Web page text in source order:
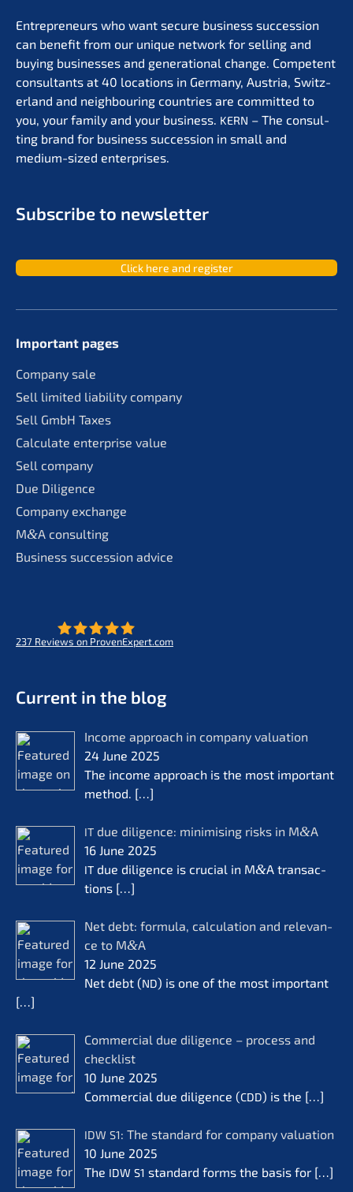
Entre­pre­neurs who want secure business succes­si­on
can benefit from our unique network for selling and
buying businesses and genera­tio­nal change. Compe­tent
consul­tants at 40 locati­ons in Germa­ny, Austria, Switz­
er­land and neigh­bou­ring count­ries are commit­ted to
you, your family and your business. KERN – The consul­
ting brand for business succes­si­on in small and
medium-sized enterprises.
Subscri­be to newsletter
Click here and register
Important pages
Compa­ny sale
Sell limit­ed liabi­li­ty company
Sell GmbH Taxes
Calcu­la­te enter­pri­se value
Sell compa­ny
Due Diligence
Compa­ny exchange
M&A consul­ting
Business succes­si­on advice
237 Reviews on ProvenExpert.com
Current in the blog
Income approach in compa­ny valua­ti­on
24 June 2025
The income approach is the most important
method. […]
IT due diligence: minimi­sing risks in M&A
16 June 2025
IT due diligence is crucial in M&A transac­
tions […]
Net debt: formu­la, calcu­la­ti­on and relevan­
ce to M&A
12 June 2025
Net debt (ND) is one of the most important
[…]
Commer­cial due diligence – process and
check­list
10 June 2025
Commer­cial due diligence (CDD) is the […]
IDW S1: The standard for compa­ny valua­ti­on
10 June 2025
The IDW S1 standard forms the basis for […]